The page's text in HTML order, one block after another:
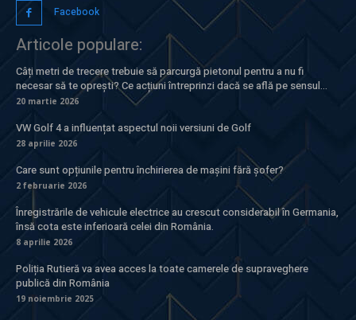
Facebook
Articole populare:
Câți metri de trecere trebuie să parcurgă pietonul pentru a nu fi
necesar să te oprești? Ce acțiuni întreprinzi dacă se află pe sensul...
20 martie 2026
VW Golf 4 a influențat aspectul noii versiuni de Golf
28 aprilie 2026
Care sunt opțiunile pentru închirierea de mașini fără șofer?
2 februarie 2026
Înregistrările de vehicule electrice au crescut considerabil în Germania,
însă cota este inferioară celei din România.
8 aprilie 2026
Poliția Rutieră va avea acces la toate camerele de supraveghere
publică din România
19 noiembrie 2025